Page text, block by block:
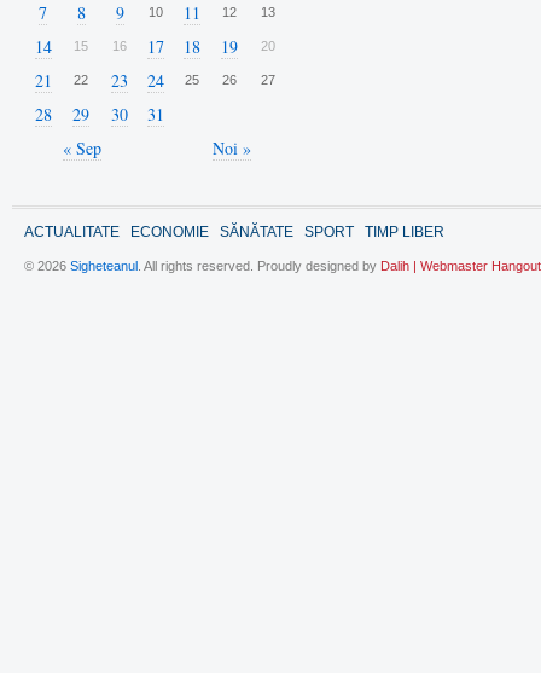
« Sep Noi »
7 8 9 10 11 12 13
14 15 16 17 18 19 20
21 22 23 24 25 26 27
28 29 30 31
ACTUALITATE ECONOMIE SĂNĂTATE SPORT TIMP LIBER
© 2026 Sigheteanul . All rights reserved. Proudly designed by Dalih | Webmaster